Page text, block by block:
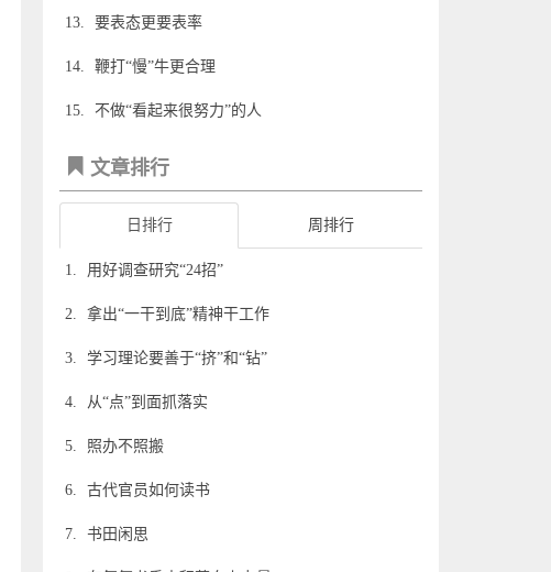
13. 要表态更要表率
14. 鞭打“慢”牛更合理
15. 不做“看起来很努力”的人
文章排行
日排行 周排行
1. 用好调查研究“24招”
2. 拿出“一干到底”精神干工作
3. 学习理论要善于“挤”和“钻”
4. 从“点”到面抓落实
5. 照办不照搬
6. 古代官员如何读书
7. 书田闲思